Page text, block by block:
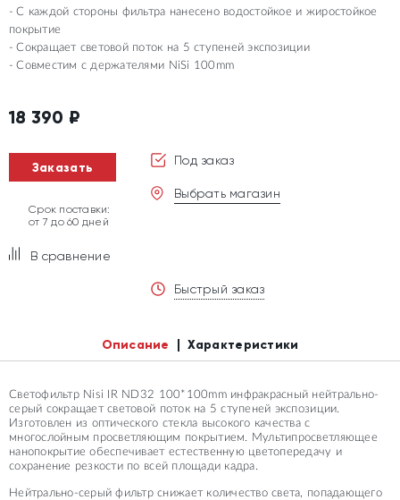
С каждой стороны фильтра нанесено водостойкое и жиростойкое
покрытие
Сокращает световой поток на 5 ступеней экспозиции
Совместим с держателями NiSi 100mm
18 390 ₽
Заказать
Срок поставки:
от 7 до 60 дней
В сравнение
Под заказ
Выбрать магазин
Быстрый заказ
Описание Характеристики
Светофильтр Nisi IR ND32 100*100mm инфракрасный нейтрально-
серый сокращает световой поток на 5 ступеней экспозиции.
Изготовлен из оптического стекла высокого качества с
многослойным просветляющим покрытием. Мультипросветляющее
нанопокрытие обеспечивает естественную цветопередачу и
сохранение резкости по всей площади кадра.
Нейтрально-серый фильтр снижает количество света, попадающего